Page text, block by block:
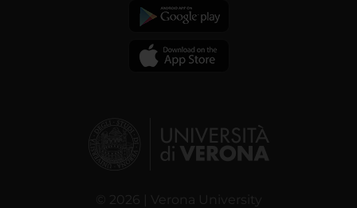
© 2026 | Verona University